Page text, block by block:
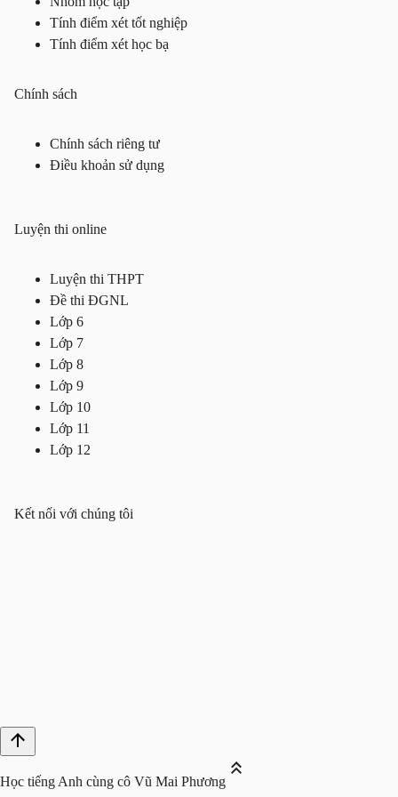
Tính điểm xét tốt nghiệp
Tính điểm xét học bạ
Chính sách
Chính sách riêng tư
Điều khoản sử dụng
Luyện thi online
Luyện thi THPT
Đề thi ĐGNL
Lớp 6
Lớp 7
Lớp 8
Lớp 9
Lớp 10
Lớp 11
Lớp 12
Kết nối với chúng tôi
Học tiếng Anh cùng cô Vũ Mai Phương